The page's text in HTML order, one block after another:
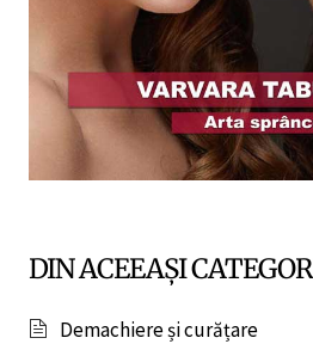
DIN ACEEAȘI
Demachiere și curățare